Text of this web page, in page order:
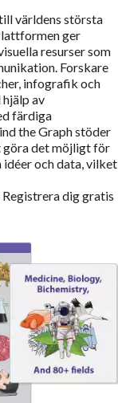
världens största
ger
resurser som
Forskare
infografik och
av
färdiga
the Graph stöder
det möjligt för
och data, vilket
dig gratis